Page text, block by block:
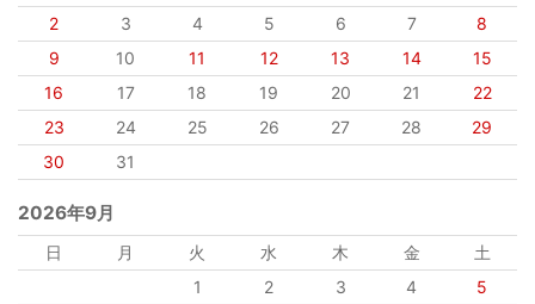
2
3 4 5 6 7
8
9
10 11 12 13 14
15
16
17 18 19 20 21
22
23
24 25 26 27 28
29
30
31
2026年9月
日 月 火 水 木 金
土
1
2 3 4
5